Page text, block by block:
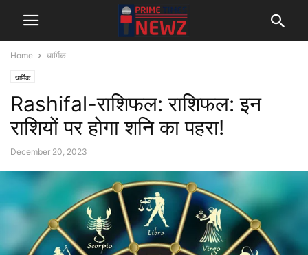
Home धार्मिक
धार्मिक
Rashifal-राशिफल: राशिफल: इन
राशियों पर होगा शनि का पहरा!
December 20, 2023